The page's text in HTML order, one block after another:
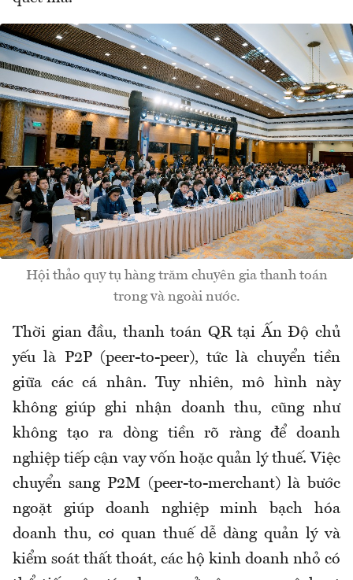
Hội thảo quy tụ hàng trăm chuyên gia thanh toán
trong và ngoài nước.
Thời gian đầu, thanh toán QR tại Ấn Độ chủ
yếu là P2P (peer-to-peer), tức là chuyển tiền
giữa các cá nhân. Tuy nhiên, mô hình này
không giúp ghi nhận doanh thu, cũng như
không tạo ra dòng tiền rõ ràng để doanh
nghiệp tiếp cận vay vốn hoặc quản lý thuế. Việc
chuyển sang P2M (peer-to-merchant) là bước
ngoặt giúp doanh nghiệp minh bạch hóa
doanh thu, cơ quan thuế dễ dàng quản lý và
kiểm soát thất thoát, các hộ kinh doanh nhỏ có